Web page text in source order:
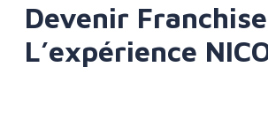
Devenir
L’expérience